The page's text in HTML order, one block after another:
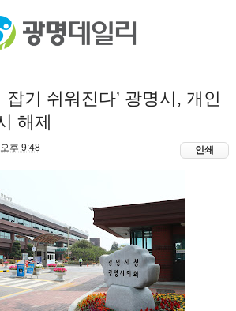
잡기 쉬워진다’ 광명시, 개인
해제
오후 9:48 인쇄